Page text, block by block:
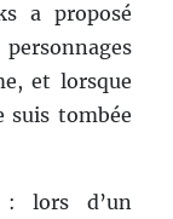
a proposé
et lorsque
suis tombée
: lors d’un